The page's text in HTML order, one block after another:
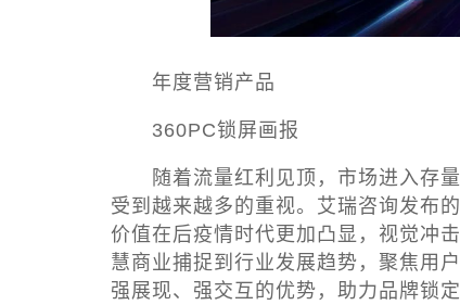
年度营销产品
360PC锁屏画报
随着流量红利见顶，市场进入存量
受到越来越多的重视。艾瑞咨询发布
价值在后疫情时代更加凸显，视觉冲
慧商业捕捉到行业发展趋势，聚焦用
强展现、强交互的优势，助力品牌锁